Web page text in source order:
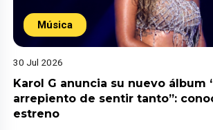
Música
30 Jul 2026
Karol G anuncia su nuevo álbum
arrepiento de sentir tanto”:
estreno